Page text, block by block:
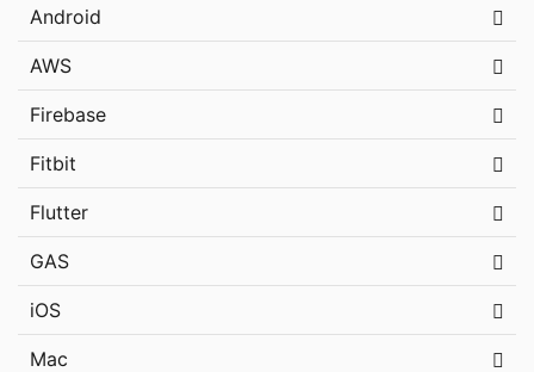
Android
AWS
Firebase
Fitbit
Flutter
GAS
iOS
Mac